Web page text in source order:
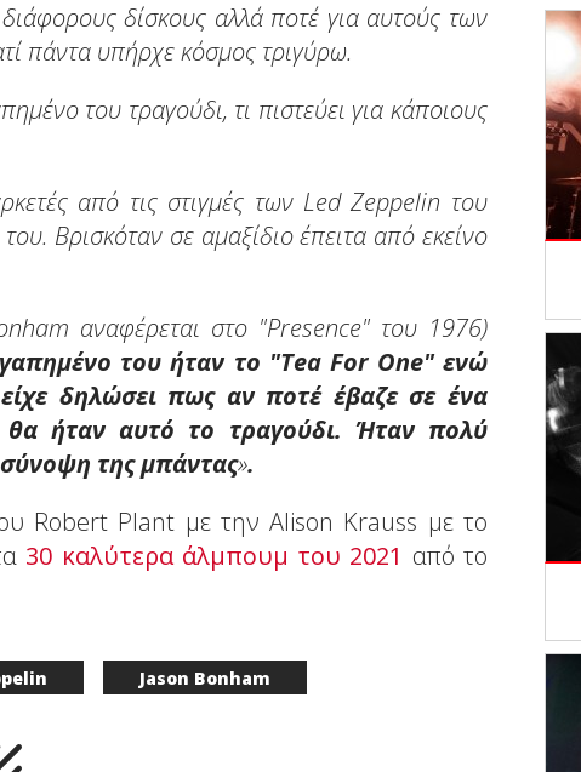
δίσκους αλλά ποτέ για αυτούς των
πάντα υπήρχε κόσμος τριγύρω.
του τραγούδι, τι πιστεύει για κάποιους
από τις στιγμές των Led Zeppelin του
Βρισκόταν σε αμαξίδιο έπειτα από εκείνο
αναφέρεται στο "Presence" του 1976)
του ήταν το "Tea For One" ενώ
δηλώσει πως αν ποτέ έβαζε σε ένα
ήταν αυτό το τραγούδι. Ήταν πολύ
της μπάντας».
Robert Plant με την Alison Krauss με το
30 καλύτερα άλμπουμ του 2021 από το
Jason Bonham